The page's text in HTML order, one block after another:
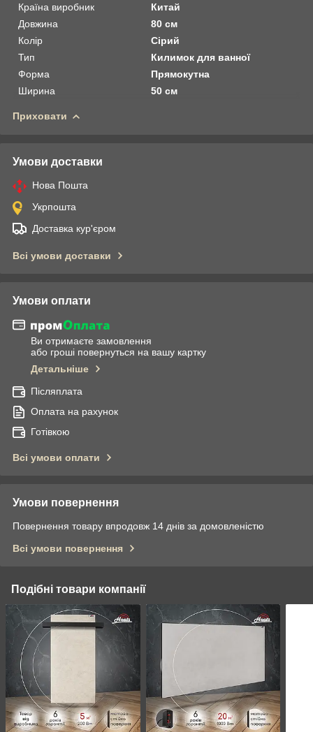
Країна виробник
Китай
Довжина
80 см
Колір
Сірий
Тип
Килимок для ванної
Форма
Прямокутна
Ширина
50 см
Приховати
Умови доставки
Нова Пошта
Укрпошта
Доставка кур'єром
Всі умови доставки
Умови оплати
Ви отримаєте замовлення
або гроші повернуться на вашу картку
Детальніше
Післяплата
Оплата на рахунок
Готівкою
Всі умови оплати
Умови повернення
Повернення товару впродовж 14 днів за домовленістю
Всі умови повернення
Подібні товари компанії